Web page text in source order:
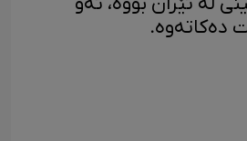
دەکاتەوە.